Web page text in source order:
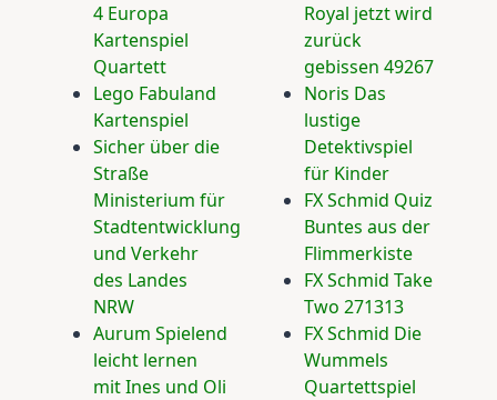
4 Europa
Kartenspiel
Quartett
Lego Fabuland
Kartenspiel
Sicher über die
Straße
Ministerium für
Stadtentwicklung
und Verkehr
des Landes
NRW
Aurum Spielend
leicht lernen
mit Ines und Oli
Royal jetzt wird
zurück
gebissen 49267
Noris Das
lustige
Detektivspiel
für Kinder
FX Schmid Quiz
Buntes aus der
Flimmerkiste
FX Schmid Take
Two 271313
FX Schmid Die
Wummels
Quartettspiel